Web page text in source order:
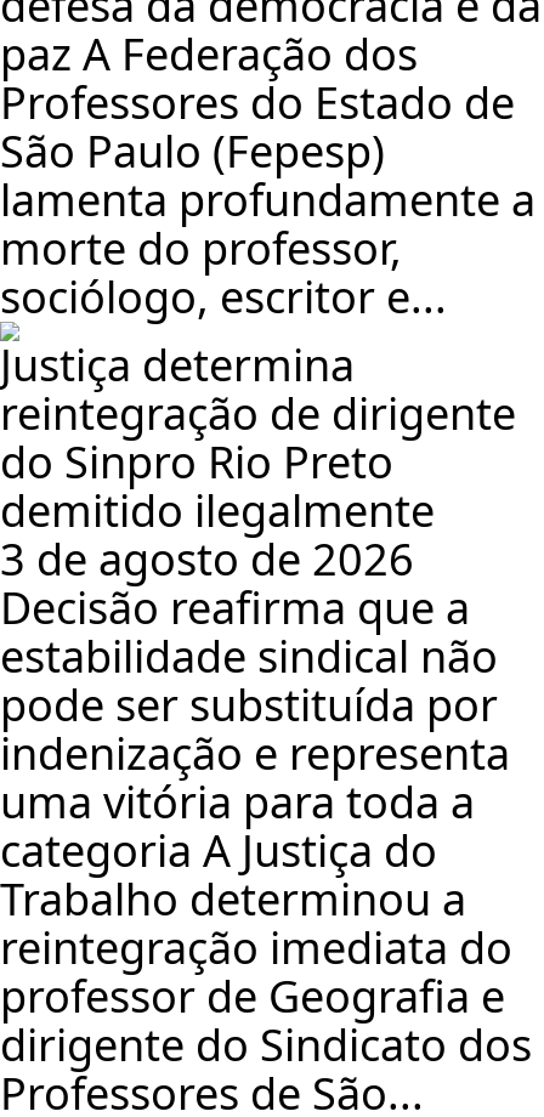
paz A Federação dos
Professores do Estado de
São Paulo (Fepesp)
lamenta profundamente a
morte do professor,
sociólogo, escritor e...
Justiça determina
reintegração de dirigente
do Sinpro Rio Preto
demitido ilegalmente
3 de agosto de 2026
Decisão reafirma que a
estabilidade sindical não
pode ser substituída por
indenização e representa
uma vitória para toda a
categoria A Justiça do
Trabalho determinou a
reintegração imediata do
professor de Geografia e
dirigente do Sindicato dos
Professores de São...